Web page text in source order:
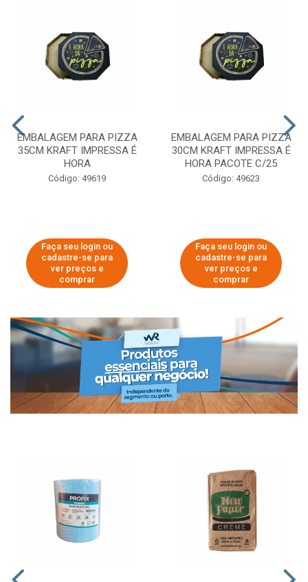
EMBALAGEM PARA PIZZA
35CM KRAFT IMPRESSA É
HORA
Código: 49619
Faça seu login ou
cadastre-se para
ver preços e
comprar
EMBALAGEM PARA PIZZA
30CM KRAFT IMPRESSA É
HORA PACOTE C/25
Código: 49623
Faça seu login ou
cadastre-se para
ver preços e
comprar